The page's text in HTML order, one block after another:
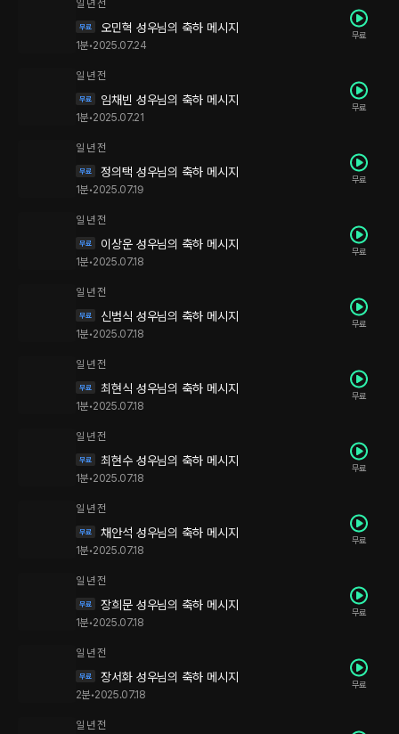
일 년 전
오민혁 성우님의 축하 메시지
1분•2025.07.24
무료
일 년 전
임채빈 성우님의 축하 메시지
1분•2025.07.21
무료
일 년 전
정의택 성우님의 축하 메시지
1분•2025.07.19
무료
일 년 전
이상운 성우님의 축하 메시지
1분•2025.07.18
무료
일 년 전
신범식 성우님의 축하 메시지
1분•2025.07.18
무료
일 년 전
최현식 성우님의 축하 메시지
1분•2025.07.18
무료
일 년 전
최현수 성우님의 축하 메시지
1분•2025.07.18
무료
일 년 전
채안석 성우님의 축하 메시지
1분•2025.07.18
무료
일 년 전
장희문 성우님의 축하 메시지
1분•2025.07.18
무료
일 년 전
장서화 성우님의 축하 메시지
2분•2025.07.18
무료
일 년 전